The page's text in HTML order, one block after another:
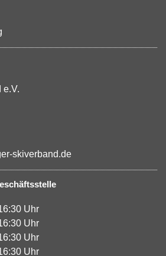
e.V.
skiverband.de
Uhr
Uhr
Uhr
Uhr